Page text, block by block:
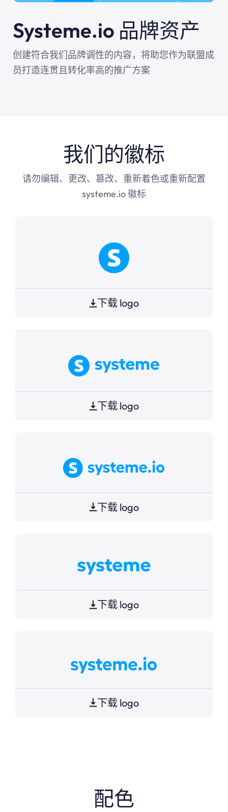
Systeme.io 品牌资产
创建符合我们品牌调性的内容，将助您作为联盟成
员打造连贯且转化率高的推广方案
我们的徽标
请勿编辑、更改、篡改、重新着色或重新配置
systeme.io 徽标
下载 logo
下载 logo
下载 logo
下载 logo
下载 logo
配色